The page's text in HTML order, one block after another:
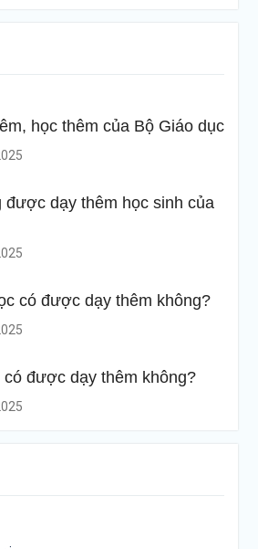
học thêm của Bộ Giáo dục
được dạy thêm học sinh của
có được dạy thêm không?
có được dạy thêm không?